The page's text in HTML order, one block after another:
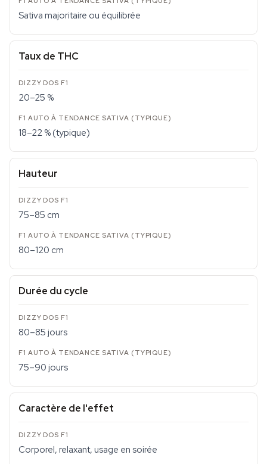
Sativa majoritaire ou équilibrée
Taux de THC
20–25 %
18–22 % (typique)
Hauteur
75–85 cm
80–120 cm
Durée du cycle
80–85 jours
75–90 jours
Caractère de l'effet
Corporel, relaxant, usage en soirée